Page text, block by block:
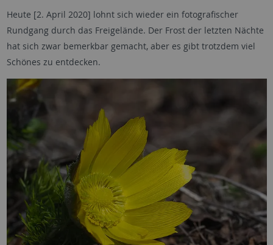
Heute [2. April 2020] lohnt sich wieder ein fotografischer
Rundgang durch das Freigelände. Der Frost der letzten Nächte
hat sich zwar bemerkbar gemacht, aber es gibt trotzdem viel
Schönes zu entdecken.